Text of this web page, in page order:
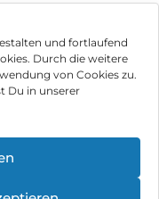
und fortlaufend
Durch die weitere
von Cookies zu.
Du in unserer
sein?